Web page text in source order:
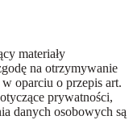
materiały
na otrzymywanie
oparciu o przepis art.
prywatności,
danych osobowych są